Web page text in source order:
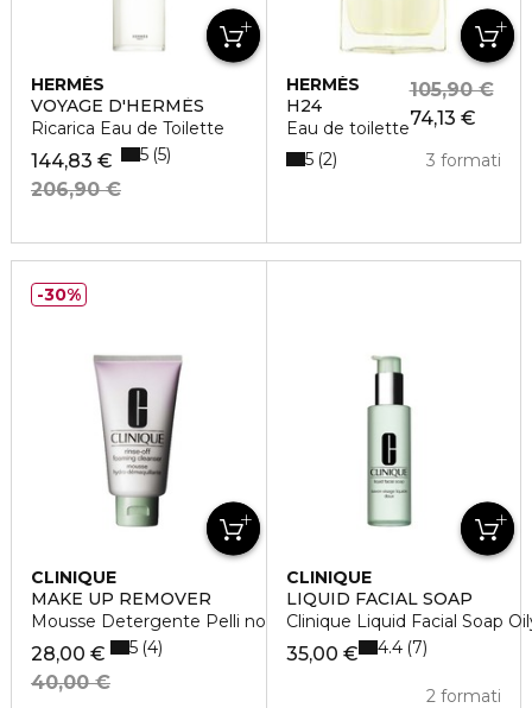
HERMÈS
VOYAGE D'HERMÈS
Ricarica Eau de Toilette
144,83 €
206,90 €
5 5
HERMÈS
H24
Eau de toilette74,13 €
105,90 €
3 formati
5 2
CLINIQUE
MAKE UP REMOVER
Mousse Detergente Pelli normali e miste
28,00 €
40,00 €
5 4
30%
CLINIQUE
LIQUID FACIAL SOAP
Clinique Liquid Facial Soap
35,00 €
2 formati
4.4 7